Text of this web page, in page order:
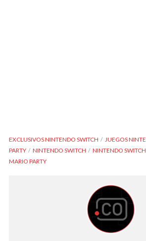
EXCLUSIVOS NINTENDO SWITCH JUEGOS
PARTY
NINTENDO SWITCH NINTENDO
MARIO PARTY